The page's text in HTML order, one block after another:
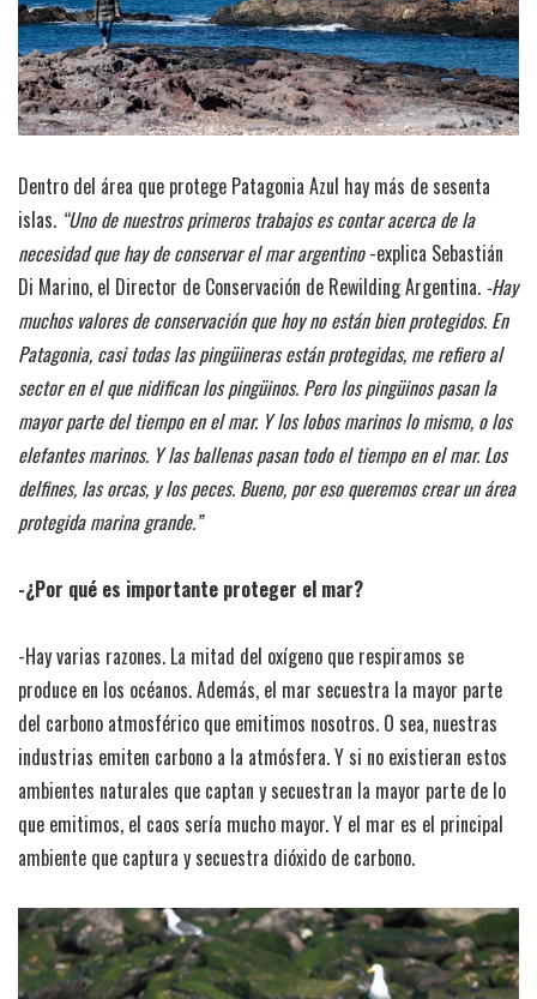
Dentro del área que protege Patagonia Azul hay más de sesenta
islas. “Uno de nuestros primeros trabajos es contar acerca de la
necesidad que hay de conservar el mar argentino-explica Sebastián
Di Marino, el Director de Conservación de Rewilding Argentina. -Hay
muchos valores de conservación que hoy no están bien protegidos. En
Patagonia, casi todas las pingüineras están protegidas, me refiero al
sector en el que nidifican los pingüinos. Pero los pingüinos pasan la
mayor parte del tiempo en el mar. Y los lobos marinos lo mismo, o los
elefantes marinos. Y las ballenas pasan todo el tiempo en el mar. Los
delfines, las orcas, y los peces. Bueno, por eso queremos crear un área
protegida marina grande.”
-¿Por qué es importante proteger el mar?
-Hay varias razones. La mitad del oxígeno que respiramos se
produce en los océanos. Además, el mar secuestra la mayor parte
del carbono atmosférico que emitimos nosotros. O sea, nuestras
industrias emiten carbono a la atmósfera. Y si no existieran estos
ambientes naturales que captan y secuestran la mayor parte de lo
que emitimos, el caos sería mucho mayor. Y el mar es el principal
ambiente que captura y secuestra dióxido de carbono.